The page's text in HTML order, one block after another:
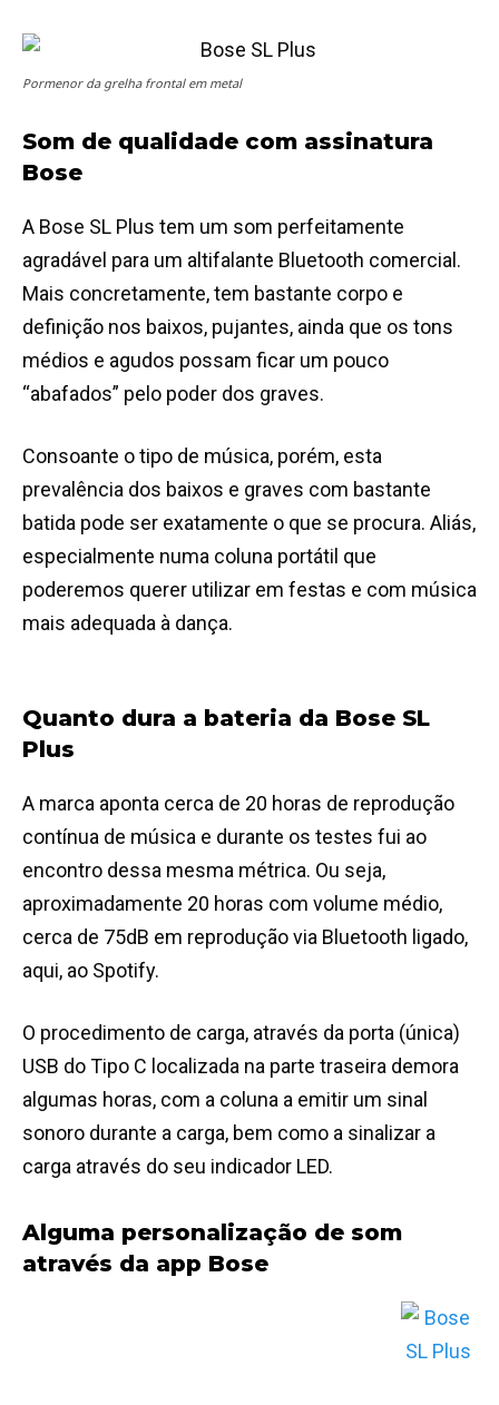
Pormenor da grelha frontal em metal
Som de qualidade com assinatura
Bose
A Bose SL Plus tem um som perfeitamente
agradável para um altifalante Bluetooth comercial.
Mais concretamente, tem bastante corpo e
definição nos baixos, pujantes, ainda que os tons
médios e agudos possam ficar um pouco
“abafados” pelo poder dos graves.
Consoante o tipo de música, porém, esta
prevalência dos baixos e graves com bastante
batida pode ser exatamente o que se procura. Aliás,
especialmente numa coluna portátil que
poderemos querer utilizar em festas e com música
mais adequada à dança.
Quanto dura a bateria da Bose SL
Plus
A marca aponta cerca de 20 horas de reprodução
contínua de música e durante os testes fui ao
encontro dessa mesma métrica. Ou seja,
aproximadamente 20 horas com volume médio,
cerca de 75dB em reprodução via Bluetooth ligado,
aqui, ao Spotify.
O procedimento de carga, através da porta (única)
USB do Tipo C localizada na parte traseira demora
algumas horas, com a coluna a emitir um sinal
sonoro durante a carga, bem como a sinalizar a
carga através do seu indicador LED.
Alguma personalização de som
através da app Bose